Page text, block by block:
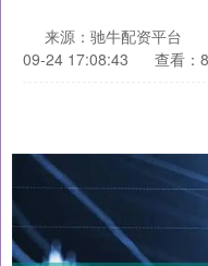
来源：驰牛配资平台
09-24 17:08:43
查看：